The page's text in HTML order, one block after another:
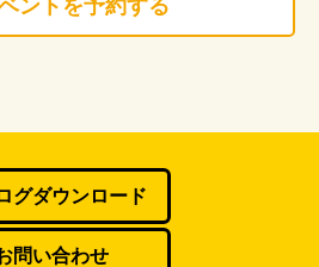
ントを予約する
グダウンロード
問い合わせ